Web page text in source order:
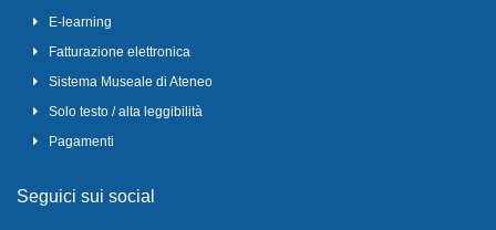
E-learning
Fatturazione elettronica
Sistema Museale di Ateneo
Solo testo / alta leggibilità
Pagamenti
Seguici sui social